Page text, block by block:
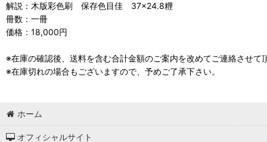
解説：木版彩色刷 保存色目佳 37×24.8糎
冊数：一冊
価格：18,000円
※在庫の確認後、送料を含む合計金額のご案内を改めてご連絡させて
※在庫切れの場合もございますので、予めご了承下さい。
ホーム
オフィシャルサイト